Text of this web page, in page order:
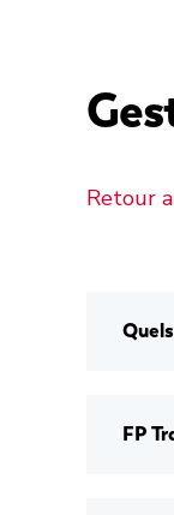
Retour
FP